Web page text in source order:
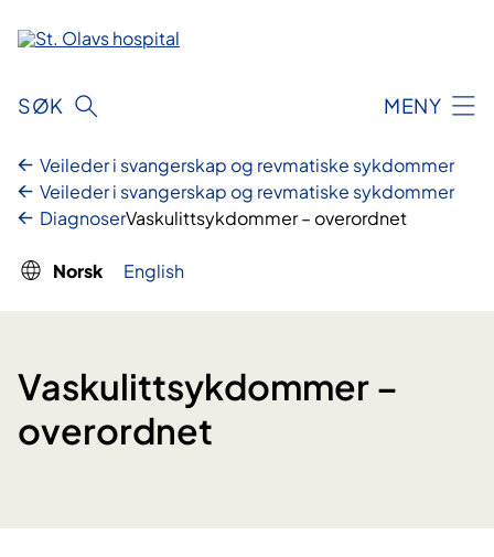
innhold
SØK MENY
Veileder i svangerskap og revmatiske sykdommer
Veileder i svangerskap og revmatiske sykdommer
DiagnoserVaskulittsykdommer – overordnet
Norsk English
Vaskulittsykdommer –
overordnet